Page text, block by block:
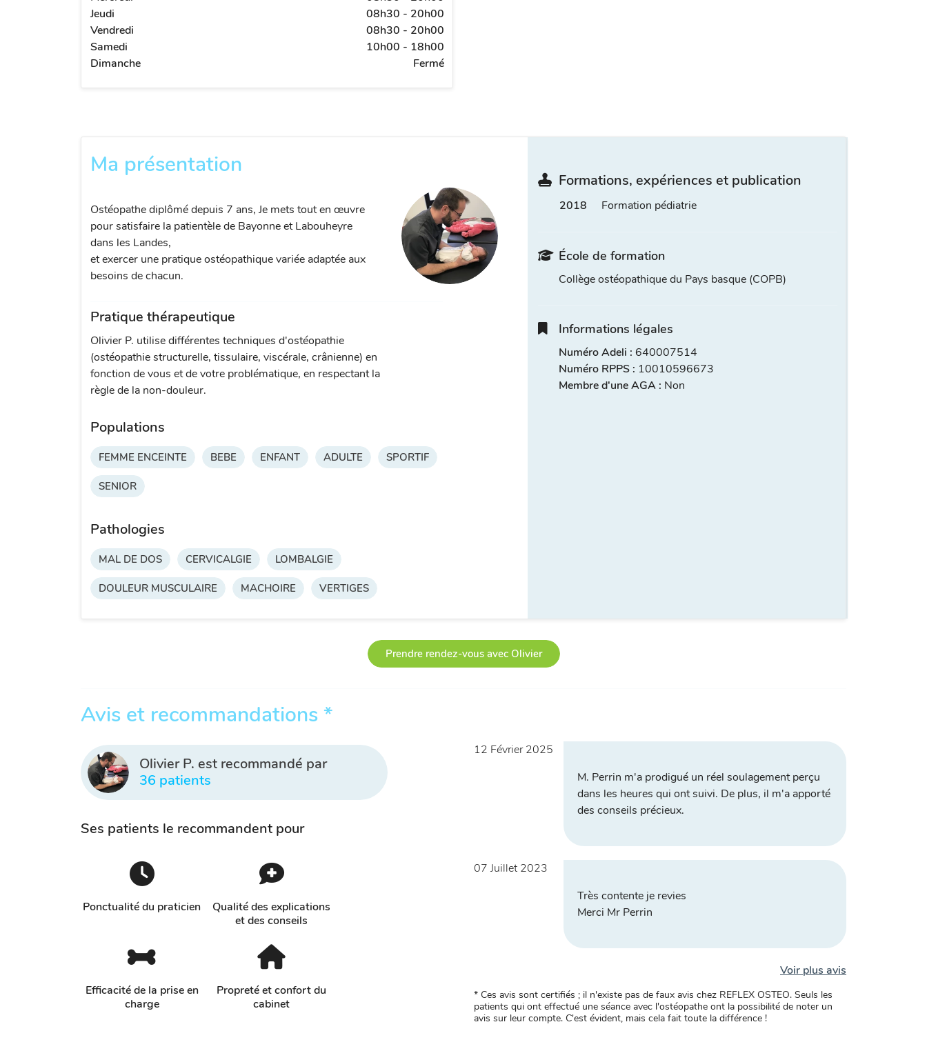
Jeudi
08h30 - 20h00
Vendredi
08h30 - 20h00
Samedi
10h00 - 18h00
Dimanche
Fermé
Ma présentation
Ostéopathe diplômé depuis 7 ans, Je mets tout en œuvre
pour satisfaire la patientèle de Bayonne et Labouheyre
dans les Landes,
et exercer une pratique ostéopathique variée adaptée aux
besoins de chacun.
Pratique thérapeutique
Olivier P. utilise différentes techniques d'ostéopathie
(ostéopathie structurelle, tissulaire, viscérale, crânienne) en
fonction de vous et de votre problématique, en respectant la
règle de la non-douleur.
Populations
FEMME ENCEINTE BEBE ENFANT ADULTE SPORTIF
SENIOR
Pathologies
MAL DE DOS CERVICALGIE LOMBALGIE
DOULEUR MUSCULAIRE MACHOIRE VERTIGES
Formations, expériences et publication
2018 Formation pédiatrie
École de formation
Collège ostéopathique du Pays basque (COPB)
Informations légales
Numéro Adeli : 640007514
Numéro RPPS : 10010596673
Membre d'une AGA : Non
Prendre rendez-vous avec Olivier
Avis et recommandations *
Olivier P. est recommandé par
36 patients
Ses patients le recommandent pour
Ponctualité du praticien
Qualité des explications
et des conseils
Efficacité de la prise en
charge
Propreté et confort du
cabinet
12 Février 2025
M. Perrin m'a prodigué un réel soulagement perçu
dans les heures qui ont suivi. De plus, il m'a apporté
des conseils précieux.
07 Juillet 2023
Très contente je revies
Merci Mr Perrin
Voir plus avis
* Ces avis sont certifiés ; il n'existe pas de faux avis chez REFLEX OSTEO. Seuls les
patients qui ont effectué une séance avec l'ostéopathe ont la possibilité de noter un
avis sur leur compte. C'est évident, mais cela fait toute la différence !